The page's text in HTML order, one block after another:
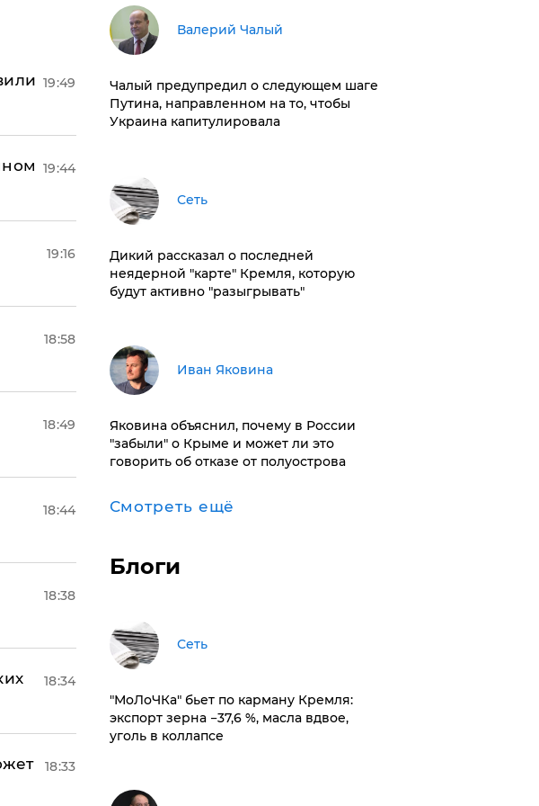
19:49
19:44
19:16
18:58
18:49
18:44
18:38
18:34
18:33
Валерий Чалый
Чалый предупредил о следующем шаге
Путина, направленном на то, чтобы
Украина капитулировала
Сеть
Дикий рассказал о последней
неядерной "карте" Кремля, которую
будут активно "разыгрывать"
Иван Яковина
Яковина объяснил, почему в России
"забыли" о Крыме и может ли это
говорить об отказе от полуострова
Смотреть ещё
Блоги
Сеть
​"МоЛоЧКа" бьет по карману Кремля:
экспорт зерна −37,6 %, масла вдвое,
уголь в коллапсе